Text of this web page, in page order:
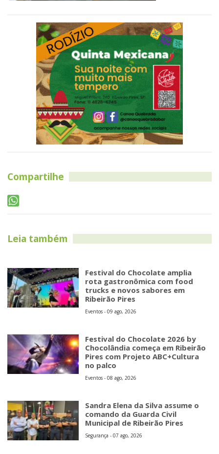
Compartilhe
Leia também
Festival do Chocolate amplia
rota gastronômica com food
trucks e novos sabores em
Ribeirão Pires
Eventos - 09 ago, 2026
Festival do Chocolate 2026 by
Chocolândia começa em Ribeirão
Pires com Projeto ABC+Cultura
no palco
Eventos - 08 ago, 2026
Sandra Elena da Silva assume o
comando da Guarda Civil
Municipal de Ribeirão Pires
Segurança - 07 ago, 2026